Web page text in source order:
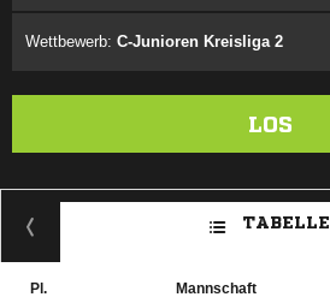
Wettbewerb: C-Junioren Kreisliga 2
LOS
TABELLE
Pl. Mannschaft